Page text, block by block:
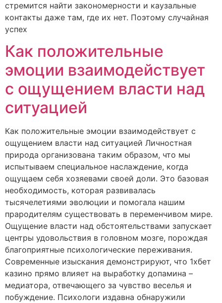
стремится найти закономерности и каузальные
контакты даже там, где их нет. Поэтому случайная
успех
Как положительные
эмоции взаимодействует
с ощущением власти над
ситуацией
Как положительные эмоции взаимодействует с
ощущением власти над ситуацией Личностная
природа организована таким образом, что мы
испытываем специальное наслаждение, когда
ощущаем себя хозяевами своей доли. Это базовая
необходимость, которая развивалась
тысячелетиями эволюции и помогала нашим
прародителям существовать в переменчивом мире.
Ощущение власти над обстоятельствами запускает
центры удовольствия в головном мозге, порождая
благоприятные психологические переживания.
Современные изыскания демонстрируют, что 1хбет
казино прямо влияет на выработку допамина –
медиатора, отвечающего за чувство веселья и
побуждение. Психологи издавна обнаружили